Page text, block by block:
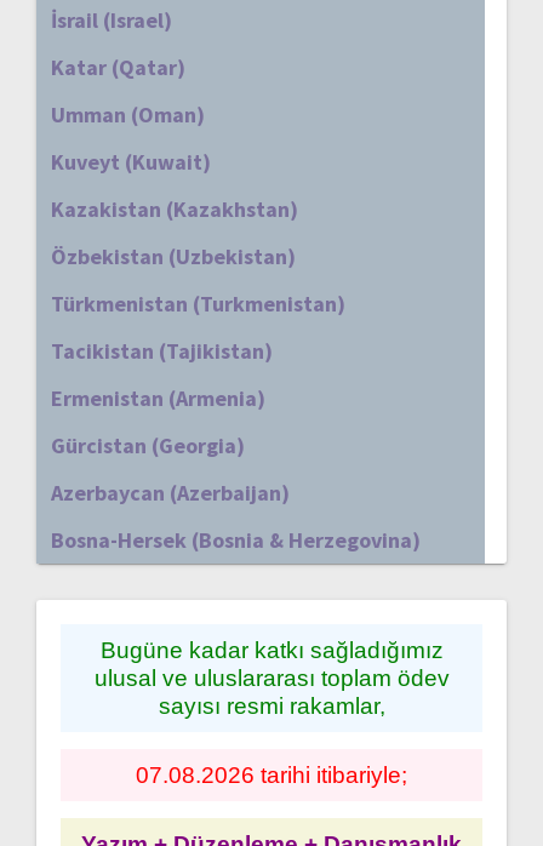
İsrail (Israel)
Katar (Qatar)
Umman (Oman)
Kuveyt (Kuwait)
Kazakistan (Kazakhstan)
Özbekistan (Uzbekistan)
Türkmenistan (Turkmenistan)
Tacikistan (Tajikistan)
Ermenistan (Armenia)
Gürcistan (Georgia)
Azerbaycan (Azerbaijan)
Bosna-Hersek (Bosnia & Herzegovina)
Bugüne kadar katkı sağladığımız
ulusal ve uluslararası toplam ödev
sayısı resmi rakamlar,
07.08.2026 tarihi itibariyle;